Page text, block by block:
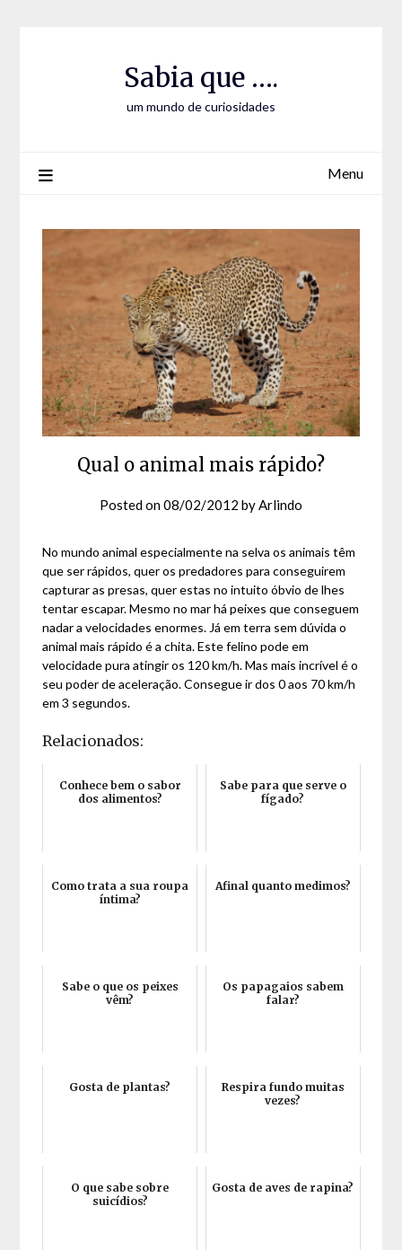
Sabia que ….
um mundo de curiosidades
Menu
Qual o animal mais rápido?
Posted on08/02/2012 byArlindo
No mundo animal especialmente na selva os animais têm
que ser rápidos, quer os predadores para conseguirem
capturar as presas, quer estas no intuito óbvio de lhes
tentar escapar. Mesmo no mar há peixes que conseguem
nadar a velocidades enormes. Já em terra sem dúvida o
animal mais rápido é a chita. Este felino pode em
velocidade pura atingir os 120 km/h. Mas mais incrível é o
seu poder de aceleração. Consegue ir dos 0 aos 70 km/h
em 3 segundos.
Relacionados:
Conhece bem o sabor
dos alimentos?
Sabe para que serve o
fígado?
Como trata a sua roupa
íntima?
Afinal quanto medimos?
Sabe o que os peixes
vêm?
Os papagaios sabem
falar?
Gosta de plantas?
Respira fundo muitas
vezes?
O que sabe sobre
suicídios?
Gosta de aves de rapina?